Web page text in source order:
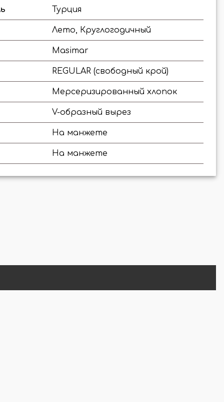
Турция
Лето, Круглогодичный
Masimar
REGULAR (свободный крой)
Мерсеризированный хлопок
V-образный вырез
На манжете
На манжете